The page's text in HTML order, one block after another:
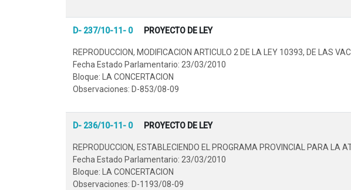
D- 237/10-11- 0 PROYECTO DE LEY
REPRODUCCION, MODIFICACION ARTICULO 2 DE LA LEY 10393, DE LAS
Fecha Estado Parlamentario: 23/03/2010
Bloque: LA CONCERTACION
Observaciones: D-853/08-09
D- 236/10-11- 0 PROYECTO DE LEY
REPRODUCCION, ESTABLECIENDO EL PROGRAMA PROVINCIAL PARA LA
Fecha Estado Parlamentario: 23/03/2010
Bloque: LA CONCERTACION
Observaciones: D-1193/08-09